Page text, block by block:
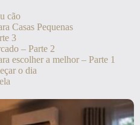
cão
Casas Pequenas
3
– Parte 2
escolher a melhor – Parte 1
o dia